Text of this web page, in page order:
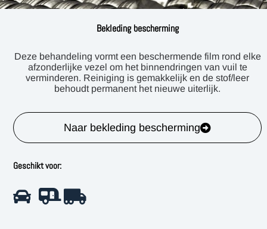
Bekleding bescherming
Deze behandeling vormt een beschermende film rond elke
afzonderlijke vezel om het binnendringen van vuil te
verminderen. Reiniging is gemakkelijk en de stof/leer
behoudt permanent het nieuwe uiterlijk.
Naar bekleding bescherming
Geschikt voor: